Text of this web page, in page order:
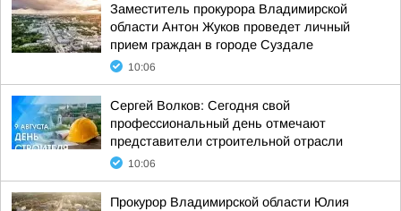
Заместитель прокурора Владимирской
области Антон Жуков проведет личный
прием граждан в городе Суздале
10:06
Сергей Волков: Сегодня свой
профессиональный день отмечают
представители строительной отрасли
10:06
Прокурор Владимирской области Юлия